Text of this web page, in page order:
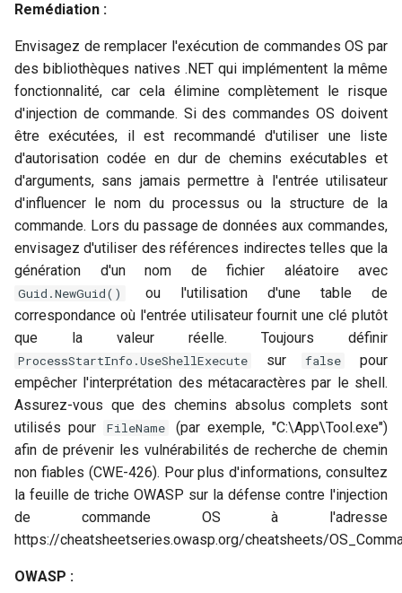
Remédiation :
Envisagez de remplacer l'exécution de commandes OS par
des bibliothèques natives .NET qui implémentent la même
fonctionnalité, car cela élimine complètement le risque
d'injection de commande. Si des commandes OS doivent
être exécutées, il est recommandé d'utiliser une liste
d'autorisation codée en dur de chemins exécutables et
d'arguments, sans jamais permettre à l'entrée utilisateur
d'influencer le nom du processus ou la structure de la
commande. Lors du passage de données aux commandes,
envisagez d'utiliser des références indirectes telles que la
génération d'un nom de fichier aléatoire avec
Guid.NewGuid()
ou l'utilisation d'une table de
correspondance où l'entrée utilisateur fournit une clé plutôt
que la valeur réelle. Toujours définir
ProcessStartInfo.UseShellExecute sur false
pour
empêcher l'interprétation des métacaractères par le shell.
Assurez-vous que des chemins absolus complets sont
utilisés pour
FileName
(par exemple, "C:\App\Tool.exe")
afin de prévenir les vulnérabilités de recherche de chemin
non fiables (CWE-426). Pour plus d'informations, consultez
la feuille de triche OWASP sur la défense contre l'injection
de commande OS à l'adresse
https://cheatsheetseries.owasp.org/cheatsheets/
OWASP :